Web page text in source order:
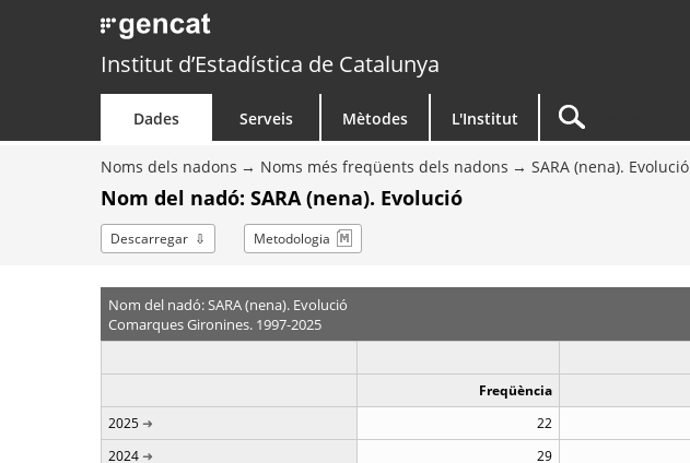
Institut d’Estadística de Catalunya
Dades Serveis Mètodes L'Institut
Noms dels nadons Noms més freqüents dels nadons SARA (nena). Evolució
Nom del nadó: SARA (nena). Evolució
Descarregar Metodologia
Nom del nadó: SARA (nena). Evolució
Comarques Gironines. 1997-2025
Freqüència
2025
22
2024
29